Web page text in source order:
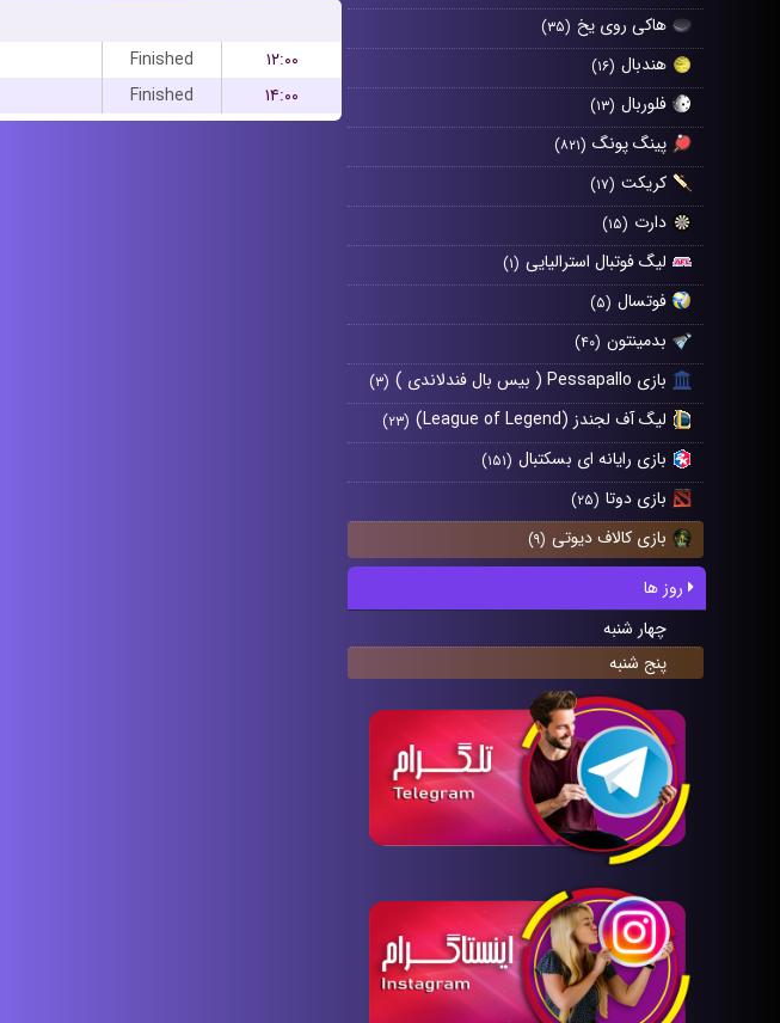
هاکی روی یخ (۳۵)
هندبال (۱۶)
فلوربال (۱۳)
پینگ پونگ (۸۲۱)
کریکت (۱۷)
دارت (۱۵)
لیگ فوتبال استرالیایی (۱)
فوتسال (۵)
بدمینتون (۴۰)
بازی Pessapallo ( بیس بال فندلاندی ) (۳)
لیگ آف لجندز (League of Legend) (۲۳)
بازی رایانه ای بسکتبال (۱۵۱)
بازی دوتا (۲۵)
بازی کالاف دیوتی (۹)
روز ها
چهار شنبه
پنج شنبه
Finished
۱۲:۰۰
Finished ۱۴:۰۰